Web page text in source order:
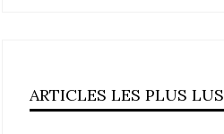
ARTICLES LES PLUS LUS